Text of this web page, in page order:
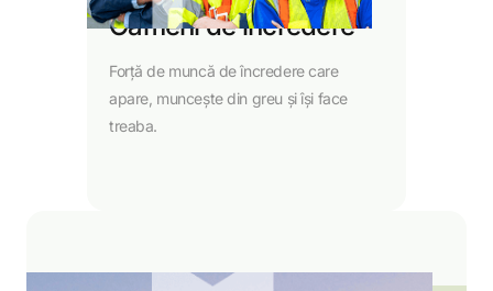
Oameni de încredere
Forță de muncă de încredere care
apare, muncește din greu și își face
treaba.